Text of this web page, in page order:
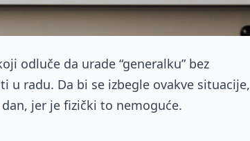
odluče da urade “generalku” bez
u radu. Da bi se izbegle ovakve situacije,
jer je fizički to nemoguće.